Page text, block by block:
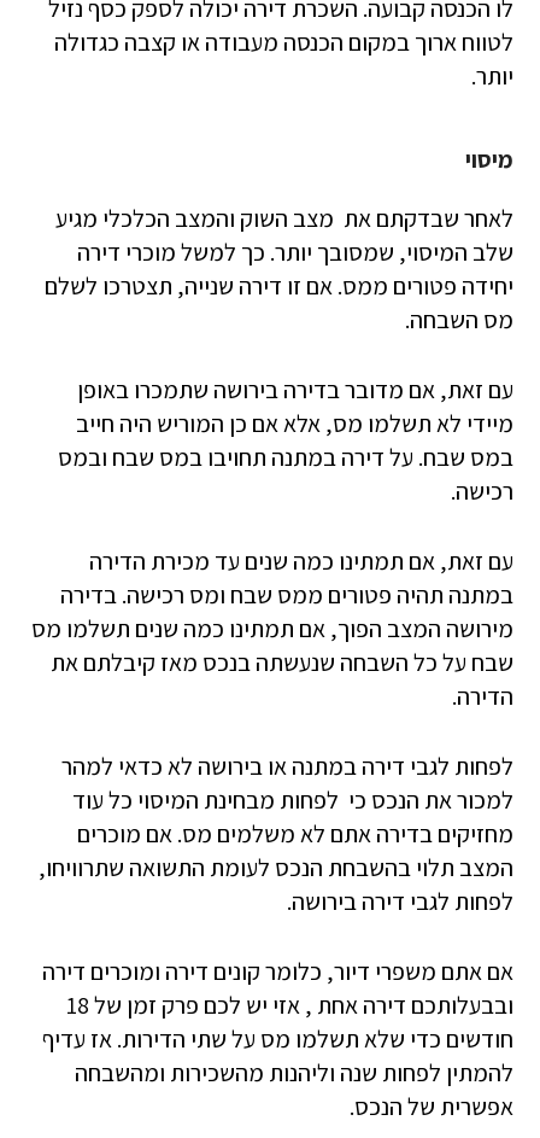
לו הכנסה קבועה. השכרת דירה יכולה לספק כסף נזיל
לטווח ארוך במקום הכנסה מעבודה או קצבה כגדולה
יותר.
מיסוי
לאחר שבדקתם את מצב השוק והמצב הכלכלי מגיע
שלב המיסוי, שמסובך יותר. כך למשל מוכרי דירה
יחידה פטורים ממס. אם זו דירה שנייה, תצטרכו לשלם
מס השבחה.
עם זאת, אם מדובר בדירה בירושה שתמכרו באופן
מיידי לא תשלמו מס, אלא אם כן המוריש היה חייב
במס שבח. על דירה במתנה תחויבו במס שבח ובמס
רכישה.
עם זאת, אם תמתינו כמה שנים עד מכירת הדירה
במתנה תהיה פטורים ממס שבח ומס רכישה. בדירה
מירושה המצב הפוך, אם תמתינו כמה שנים תשלמו מס
שבח על כל השבחה שנעשתה בנכס מאז קיבלתם את
הדירה.
לפחות לגבי דירה במתנה או בירושה לא כדאי למהר
למכור את הנכס כי לפחות מבחינת המיסוי כל עוד
מחזיקים בדירה אתם לא משלמים מס. אם מוכרים
המצב תלוי בהשבחת הנכס לעומת התשואה שתרוויחו,
לפחות לגבי דירה בירושה.
אם אתם משפרי דיור, כלומר קונים דירה ומוכרים דירה
ובבעלותכם דירה אחת , אזי יש לכם פרק זמן של 18
חודשים כדי שלא תשלמו מס על שתי הדירות. אז עדיף
להמתין לפחות שנה וליהנות מהשכירות ומהשבחה
אפשרית של הנכס.